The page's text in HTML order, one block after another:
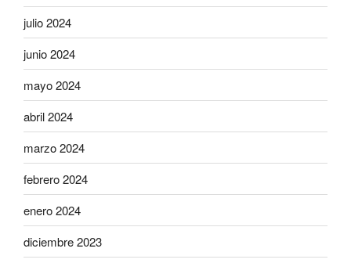
julio 2024
junio 2024
mayo 2024
abril 2024
marzo 2024
febrero 2024
enero 2024
diciembre 2023